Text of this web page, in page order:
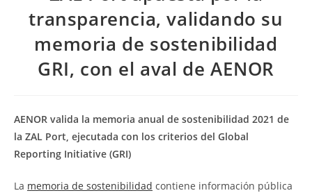
transparencia, validando su
memoria de sostenibilidad
GRI, con el aval de AENOR
AENOR valida la memoria anual de sostenibilidad 2021 de
la ZAL Port, ejecutada con los criterios del Global
Reporting Initiative (GRI)
La memoria de sostenibilidad contiene información pública